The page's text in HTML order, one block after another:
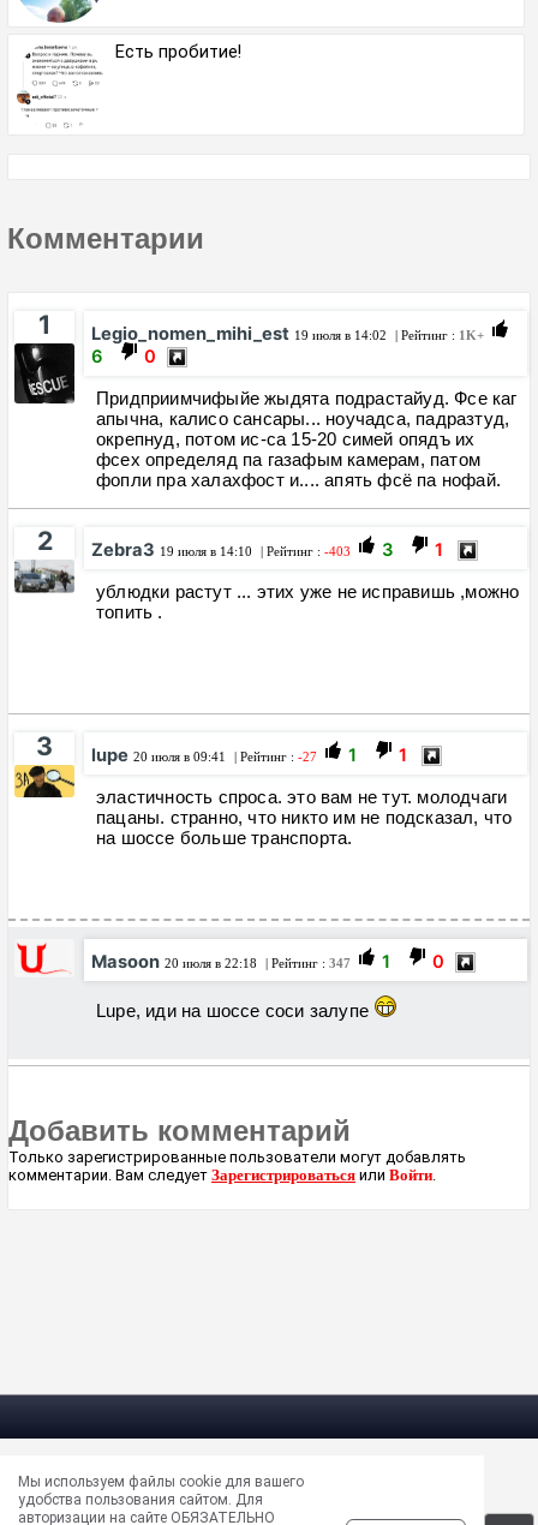
Есть пробитие!
Комментарии
1 Legio_nomen_mihi_est 19 июля в 14:02 | Рейтинг : 1K+
6 0
Придприимчифыйе жыдята подрастайуд. Фсе каг
апычна, калисо сансары... ноучадса, падразтуд,
окрепнуд, потом ис-са 15-20 симей опядъ их
фсех определяд па газафым камерам, патом
фопли пра халахфост и.... апять фсё па нофай.
2 Zebra3 19 июля в 14:10 | Рейтинг : -403 3 1
ублюдки растут ... этих уже не исправишь ,можно
топить .
3 lupe 20 июля в 09:41 | Рейтинг : -27 1 1
эластичность спроса. это вам не тут. молодчаги
пацаны. странно, что никто им не подсказал, что
на шоссе больше транспорта.
Masoon 20 июля в 22:18 | Рейтинг : 347 1 0
Lupe, иди на шоссе соси залупе
Добавить комментарий
Только зарегистрированные пользователи могут добавлять
комментарии. Вам следует Зарегистрироваться или Войти
Электрическая почта —masun@unews.pro
Сообщить об ошибке —support@unews.pro
Мы используем файлы cookie для вашего
удобства пользования сайтом. Для
авторизации на сайте ОБЯЗАТЕЛЬНО